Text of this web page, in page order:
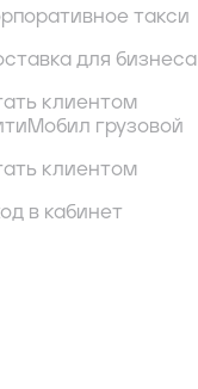
такси
для бизнеса
клиентом
грузовой
клиентом
в кабинет